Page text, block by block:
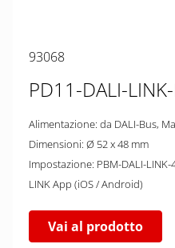
93068
PD11-DALI-
Alimentazione: da
Dimensioni: Ø 52 x 48 mm
Impostazione: PBM-DALI-LINK-4W-BLE + Smartphones con DALI-
LINK App (iOS / Android)
Vai al prodotto